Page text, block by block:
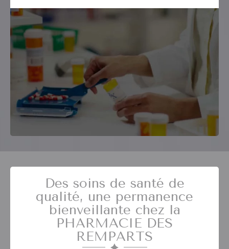
Des soins de santé de
qualité, une permanence
bienveillante chez la
PHARMACIE DES
REMPARTS